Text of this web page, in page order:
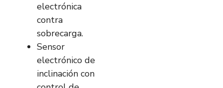
electrónica
contra
sobrecarga.
Sensor
electrónico de
inclinación con